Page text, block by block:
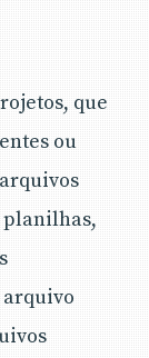
que
ou
planilhas,
arquivo